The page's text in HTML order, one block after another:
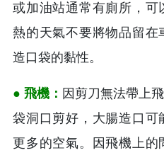
或加油站通常有廁所，可
熱的天氣不要將物品留
造口袋的黏性。
● 飛機： 因剪刀無法帶上
袋洞口剪好，大腸造口可
更多的空氣。因飛機上